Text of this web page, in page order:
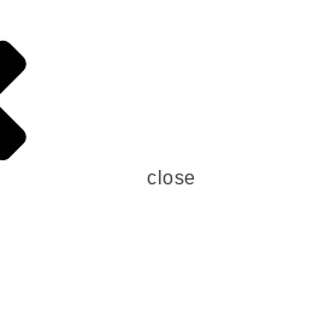
close